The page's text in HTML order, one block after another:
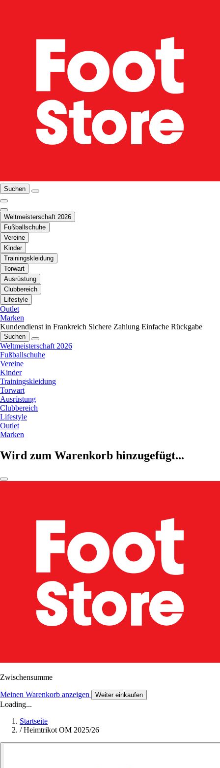
Suchen
Weltmeisterschaft 2026
Fußballschuhe
Vereine
Kinder
Trainingskleidung
Torwart
Ausrüstung
Clubbereich
Lifestyle
Outlet
Marken
Kundendienst in Frankreich Sichere Zahlung Einfache Rückgabe
Suchen
Weltmeisterschaft 2026
Fußballschuhe
Vereine
Kinder
Trainingskleidung
Torwart
Ausrüstung
Clubbereich
Lifestyle
Outlet
Marken
Wird zum Warenkorb hinzugefügt...
Zwischensumme
Meinen Warenkorb anzeigen Weiter einkaufen
Loading...
Startseite
/ Heimtrikot OM 2025/26